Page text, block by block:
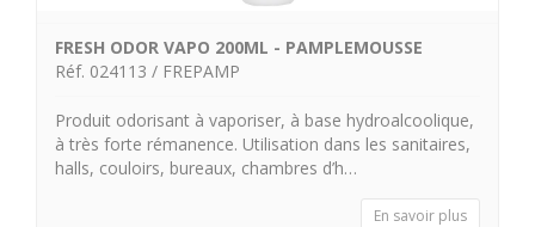
FRESH ODOR VAPO 200ML - PAMPLEMOUSSE
Réf. 024113 / FREPAMP
Produit odorisant à vaporiser, à base hydroalcoolique,
à très forte rémanence. Utilisation dans les sanitaires,
halls, couloirs, bureaux, chambres d’h…
En savoir plus